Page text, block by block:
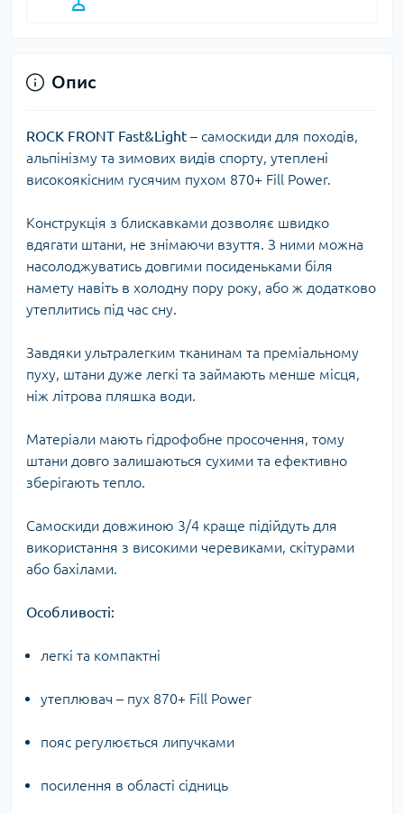
Опис
ROCK FRONT Fast&Light – самоскиди для походів,
альпінізму та зимових видів спорту, утеплені
високоякісним гусячим пухом 870+ Fill Power.
Конструкція з блискавками дозволяє швидко
вдягати штани, не знімаючи взуття. З ними можна
насолоджуватись довгими посиденьками біля
намету навіть в холодну пору року, або ж додатково
утеплитись під час сну.
Завдяки ультралегким тканинам та преміальному
пуху, штани дуже легкі та займають менше місця,
ніж літрова пляшка води.
Матеріали мають гідрофобне просочення, тому
штани довго залишаються сухими та ефективно
зберігають тепло.
Самоскиди довжиною 3/4 краще підійдуть для
використання з високими черевиками, скітурами
або бахілами.
Особливості:
легкі та компактні
утеплювач – пух 870+ Fill Power
пояс регулюється липучками
посилення в області сідниць